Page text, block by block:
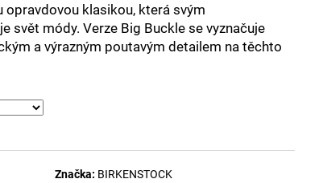
opravdovou klasikou, která svým
svět módy. Verze Big Buckle se vyznačuje
a výrazným poutavým detailem na těchto
Značka: BIRKENSTOCK